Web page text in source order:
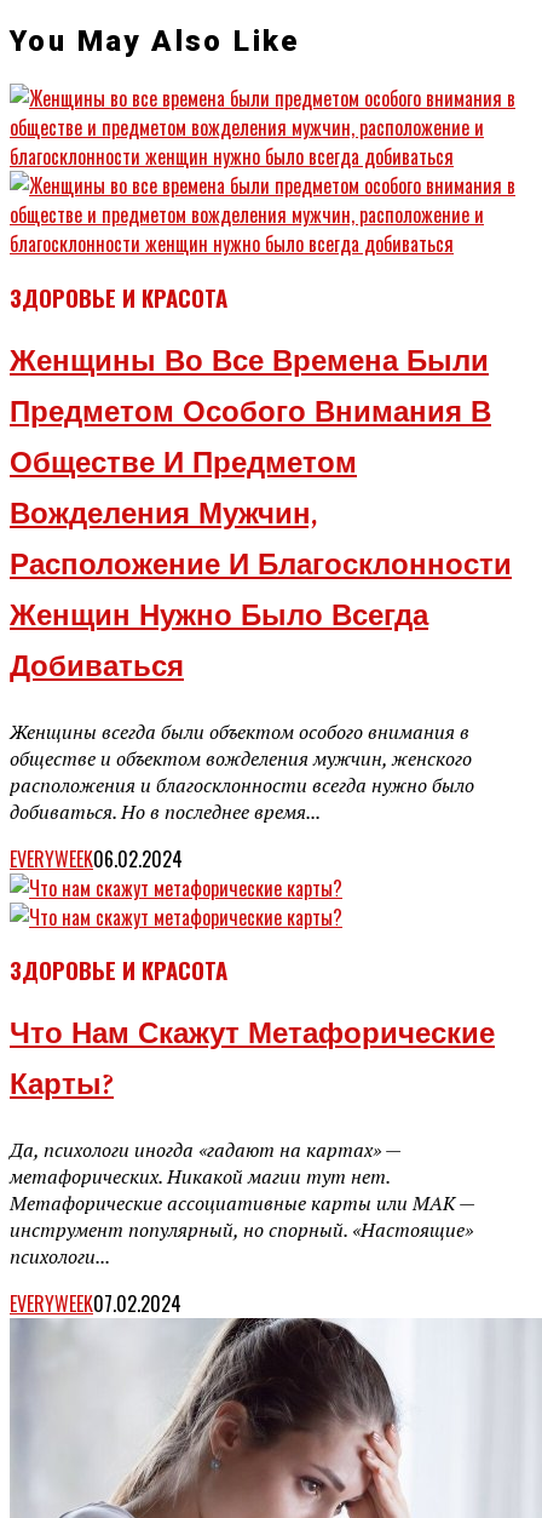
You May Also Like
ЗДОРОВЬЕ И КРАСОТА
Женщины Во Все Времена Были
Предметом Особого Внимания В
Обществе И Предметом
Вожделения Мужчин,
Расположение И Благосклонности
Женщин Нужно Было Всегда
Добиваться
Женщины всегда были объектом особого внимания в
обществе и объектом вожделения мужчин, женского
расположения и благосклонности всегда нужно было
добиваться. Но в последнее время...
EVERYWEEK06.02.2024
ЗДОРОВЬЕ И КРАСОТА
Что Нам Скажут Метафорические
Карты?
Да, психологи иногда «гадают на картах» —
метафорических. Никакой магии тут нет.
Метафорические ассоциативные карты или МАК —
инструмент популярный, но спорный. «Настоящие»
психологи...
EVERYWEEK07.02.2024